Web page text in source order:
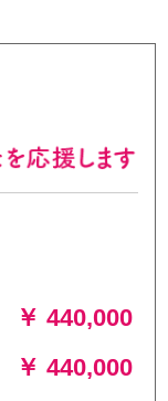
￥ 440,000
￥ 440,000